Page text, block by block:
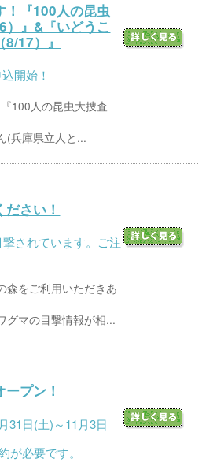
！『100人の昆虫
）』&『いどうこ
17）』
開始！
100人の昆虫大捜査
(兵庫県立人と...
さい！
されています。ご注
森をご利用いただきあ
グマの目撃情報が相...
プン！
31日(土)～11月3日
が必要です。